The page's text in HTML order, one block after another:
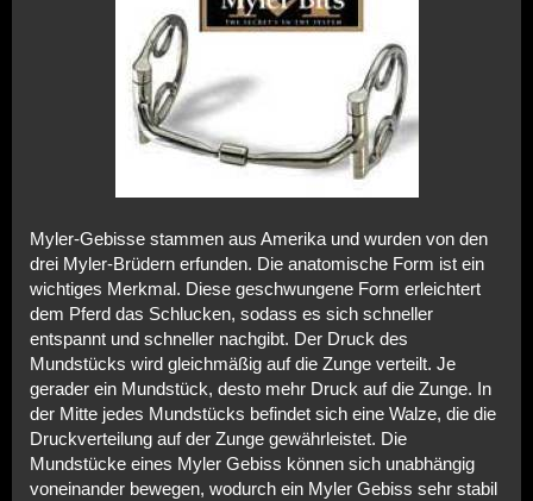
Myler-Gebisse stammen aus Amerika und wurden von den
drei Myler-Brüdern erfunden. Die anatomische Form ist ein
wichtiges Merkmal. Diese geschwungene Form erleichtert
dem Pferd das Schlucken, sodass es sich schneller
entspannt und schneller nachgibt. Der Druck des
Mundstücks wird gleichmäßig auf die Zunge verteilt. Je
gerader ein Mundstück, desto mehr Druck auf die Zunge. In
der Mitte jedes Mundstücks befindet sich eine Walze, die die
Druckverteilung auf der Zunge gewährleistet. Die
Mundstücke eines Myler Gebiss können sich unabhängig
voneinander bewegen, wodurch ein Myler Gebiss sehr stabil